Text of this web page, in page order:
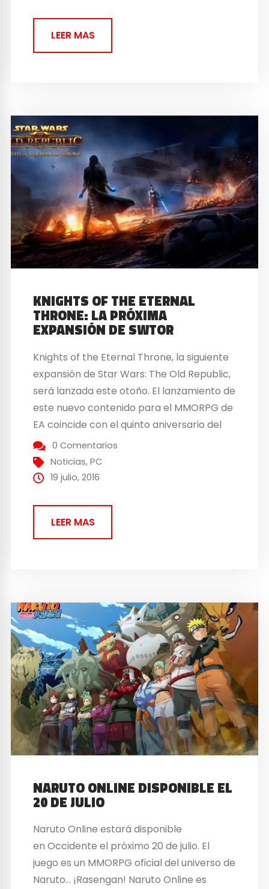
este MMORPG sigue a la del...
LEER MAS
KNIGHTS OF THE ETERNAL
THRONE: LA PRÓXIMA
EXPANSIÓN DE SWTOR
Knights of the Eternal Throne, la siguiente
expansión de Star Wars: The Old Republic,
será lanzada este otoño. El lanzamiento de
este nuevo contenido para el MMORPG de
EA coincide con el quinto aniversario del
mismo. Por lo que se esperan eventos y
actividades especiales. No se conocen aún
muchos detalles sobre la expansión pero
0 Comentarios
Noticias,PC
19 julio, 2016
LEER MAS
NARUTO ONLINE DISPONIBLE EL
20 DE JULIO
Naruto Online estará disponible
en Occidente el próximo 20 de julio. El
juego es un MMORPG oficial del universo de
Naruto… ¡Rasengan! Naruto Online es